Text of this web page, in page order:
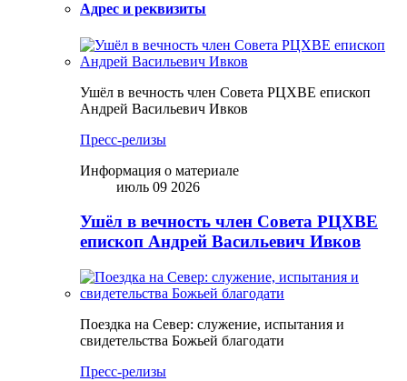
Адрес и реквизиты
Ушёл в вечность член Совета РЦХВЕ епископ
Андрей Васильевич Ивков
Пресс-релизы
Информация о материале
июль 09 2026
Ушёл в вечность член Совета РЦХВЕ
епископ Андрей Васильевич Ивков
Поездка на Север: служение, испытания и
свидетельства Божьей благодати
Пресс-релизы